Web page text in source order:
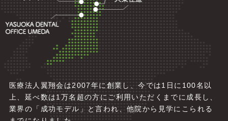
医療法人翼翔会は2007年に創業し、今では1日に100名以
上、延べ数は1万名超の方にご利用いただくまでに成長し、
業界の「成功モデル」と言われ、他院から見学にこられる